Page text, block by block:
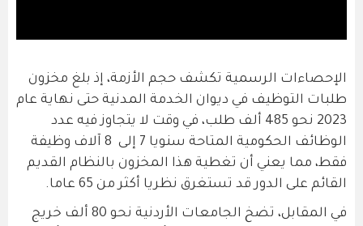
الإحصاءات الرسمية تكشف حجم الأزمة، إذ بلغ مخزون
طلبات التوظيف في ديوان الخدمة المدنية حتى نهاية عام
2023 نحو 485 ألف طلب، في وقت لا يتجاوز فيه عدد
الوظائف الحكومية المتاحة سنويا 7 إلى 8 آلاف وظيفة
فقط، مما يعني أن تغطية هذا المخزون بالنظام القديم
القائم على الدور قد تستغرق نظريا أكثر من 65 عاما.
في المقابل، تضخ الجامعات الأردنية نحو 80 ألف خريج